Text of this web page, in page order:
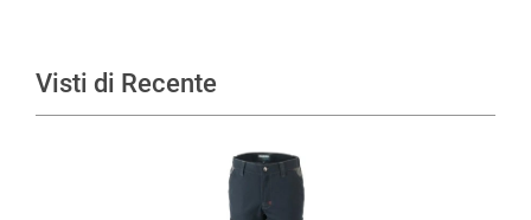
Visti di Recente